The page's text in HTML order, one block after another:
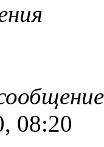
08:20